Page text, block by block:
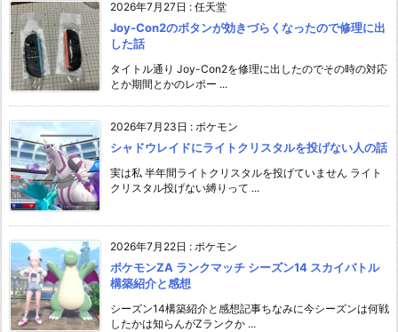
2026年7月27日 : 任天堂
Joy-Con2のボタンが効きづらくなったので修理に出
した話
タイトル通り Joy-Con2を修理に出したのでその時の対応
とか期間とかのレポー ...
2026年7月23日 : ポケモン
シャドウレイドにライトクリスタルを投げない人の話
実は私 半年間ライトクリスタルを投げていません ライト
クリスタル投げない縛りって ...
2026年7月22日 : ポケモン
ポケモンZA ランクマッチ シーズン14 スカイバトル
構築紹介と感想
シーズン14構築紹介と感想記事ちなみに今シーズンは何戦
したかは知らんがZランクか ...